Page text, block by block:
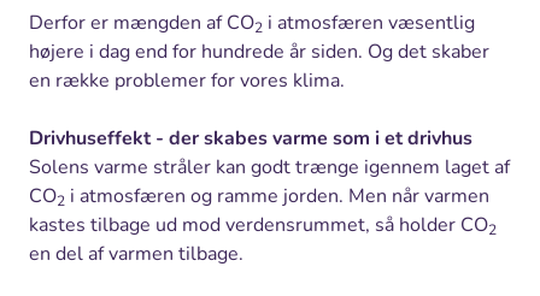
Derfor er mængden af CO2 i atmosfæren væsentlig
højere i dag end for hundrede år siden. Og det skaber
en række problemer for vores klima.
Drivhuseffekt - der skabes varme som i et drivhus
Solens varme stråler kan godt trænge igennem laget af
CO2 i atmosfæren og ramme jorden. Men når varmen
kastes tilbage ud mod verdensrummet, så holder CO2
en del af varmen tilbage.